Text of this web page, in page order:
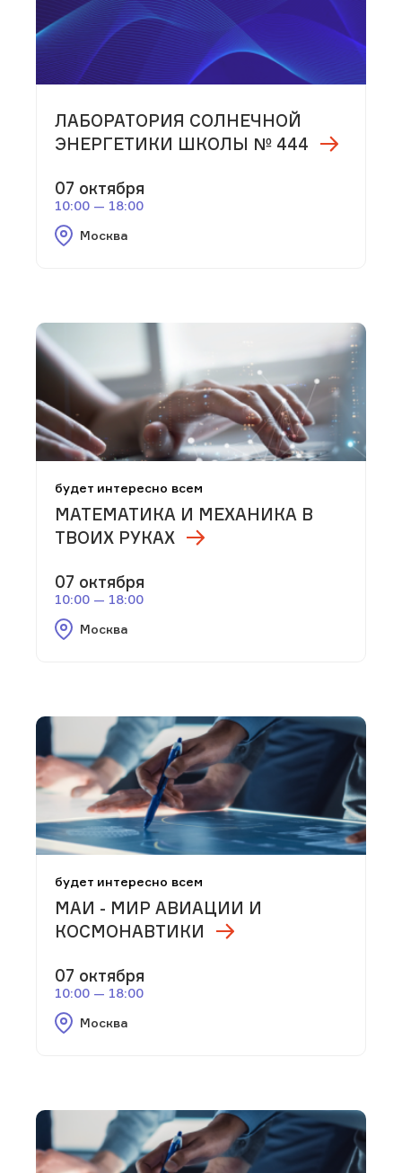
ЛАБОРАТОРИЯ СОЛНЕЧНОЙ
ЭНЕРГЕТИКИ ШКОЛЫ № 444
07 октября
10:00 — 18:00
Москва
будет интересно всем
МАТЕМАТИКА И МЕХАНИКА В
ТВОИХ РУКАХ
07 октября
10:00 — 18:00
Москва
будет интересно всем
МАИ - МИР АВИАЦИИ И
КОСМОНАВТИКИ
07 октября
10:00 — 18:00
Москва